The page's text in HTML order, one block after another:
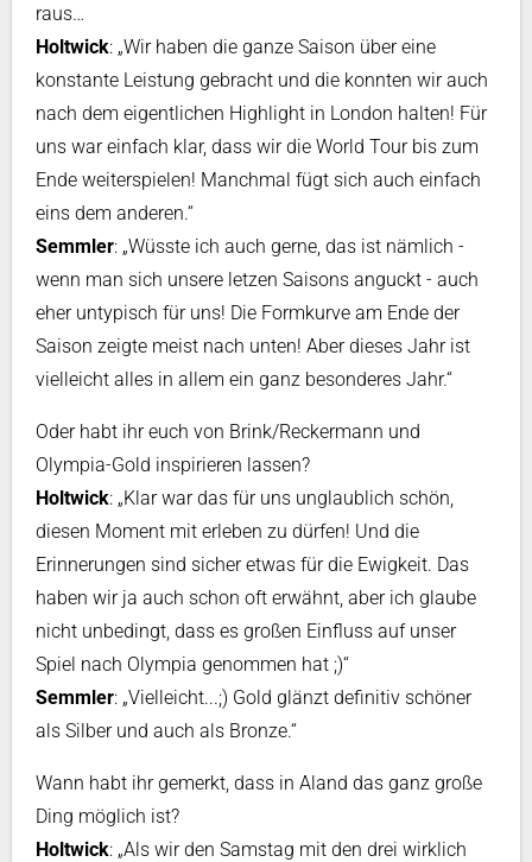
raus…
Holtwick: „Wir haben die ganze Saison über eine
konstante Leistung gebracht und die konnten wir auch
nach dem eigentlichen Highlight in London halten! Für
uns war einfach klar, dass wir die World Tour bis zum
Ende weiterspielen! Manchmal fügt sich auch einfach
eins dem anderen.“
Semmler: „Wüsste ich auch gerne, das ist nämlich -
wenn man sich unsere letzen Saisons anguckt - auch
eher untypisch für uns! Die Formkurve am Ende der
Saison zeigte meist nach unten! Aber dieses Jahr ist
vielleicht alles in allem ein ganz besonderes Jahr.“
Oder habt ihr euch von Brink/Reckermann und
Olympia-Gold inspirieren lassen?
Holtwick: „Klar war das für uns unglaublich schön,
diesen Moment mit erleben zu dürfen! Und die
Erinnerungen sind sicher etwas für die Ewigkeit. Das
haben wir ja auch schon oft erwähnt, aber ich glaube
nicht unbedingt, dass es großen Einfluss auf unser
Spiel nach Olympia genommen hat ;)“
Semmler: „Vielleicht...;) Gold glänzt definitiv schöner
als Silber und auch als Bronze.“
Wann habt ihr gemerkt, dass in Aland das ganz große
Ding möglich ist?
Holtwick: „Als wir den Samstag mit den drei wirklich